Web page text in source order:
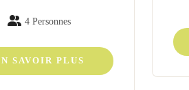
4 Personnes
SAVOIR PLUS